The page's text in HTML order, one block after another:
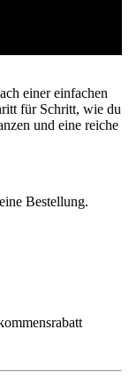
einer einfachen
für Schritt, wie du
und eine reiche
Bestellung.